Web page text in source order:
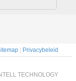
Privacybeleid
TECHNOLOGY